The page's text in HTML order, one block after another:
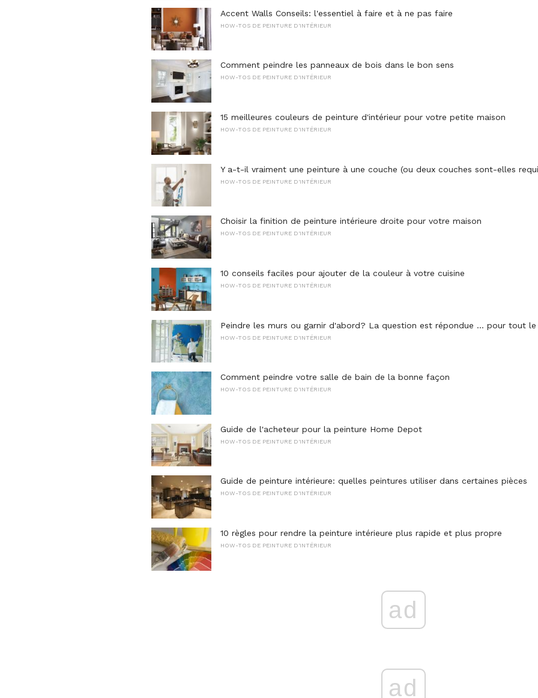
Accent Walls Conseils: l'essentiel à faire et à ne pas faire
HOW-TOS DE PEINTURE D'INTÉRIEUR
Comment peindre les panneaux de bois dans le bon sens
HOW-TOS DE PEINTURE D'INTÉRIEUR
15 meilleures couleurs de peinture d'intérieur pour votre petite maison
HOW-TOS DE PEINTURE D'INTÉRIEUR
Y a-t-il vraiment une peinture à une couche (ou deux couches sont-elles
HOW-TOS DE PEINTURE D'INTÉRIEUR
Choisir la finition de peinture intérieure droite pour votre maison
HOW-TOS DE PEINTURE D'INTÉRIEUR
10 conseils faciles pour ajouter de la couleur à votre cuisine
HOW-TOS DE PEINTURE D'INTÉRIEUR
Peindre les murs ou garnir d'abord? La question est répondue ... pour tout le
HOW-TOS DE PEINTURE D'INTÉRIEUR
Comment peindre votre salle de bain de la bonne façon
HOW-TOS DE PEINTURE D'INTÉRIEUR
Guide de l'acheteur pour la peinture Home Depot
HOW-TOS DE PEINTURE D'INTÉRIEUR
Guide de peinture intérieure: quelles peintures utiliser dans certaines pièces
HOW-TOS DE PEINTURE D'INTÉRIEUR
10 règles pour rendre la peinture intérieure plus rapide et plus propre
HOW-TOS DE PEINTURE D'INTÉRIEUR
ad
ad